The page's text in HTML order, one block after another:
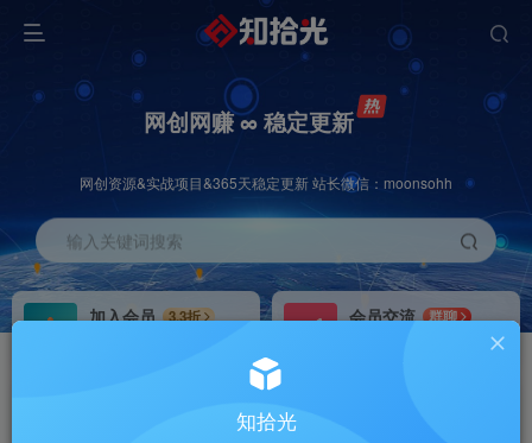
网创网赚 ∞ 稳定更新
网创资源&实战项目&365天稳定更新 站长微信：moonsohh
输入关键词搜索
加入会员
3.3折
会员交流
群聊
知拾光